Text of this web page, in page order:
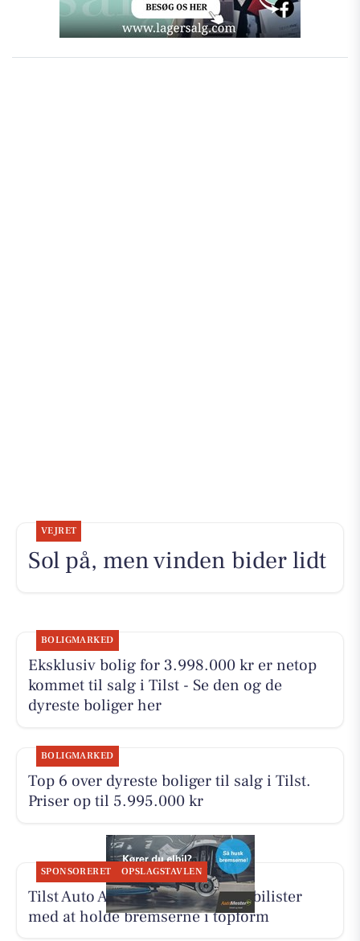
VEJRET
Sol på, men vinden bider lidt
BOLIGMARKED
Eksklusiv bolig for 3.998.000 kr er netop
kommet til salg i Tilst - Se den og de
dyreste boliger her
BOLIGMARKED
Top 6 over dyreste boliger til salg i Tilst.
Priser op til 5.995.000 kr
SPONSORERET OPSLAGSTAVLEN
Tilst Auto Aarhus ApS hjælper elbilister
med at holde bremserne i topform